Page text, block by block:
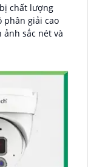
chất lượng
sắc nét và